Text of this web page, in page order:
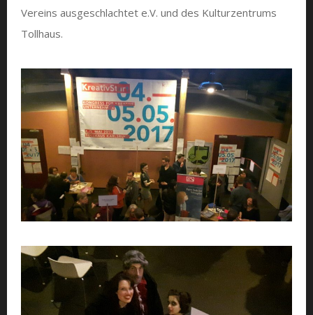
Vereins ausgeschlachtet e.V. und des Kulturzentrums
Tollhaus.